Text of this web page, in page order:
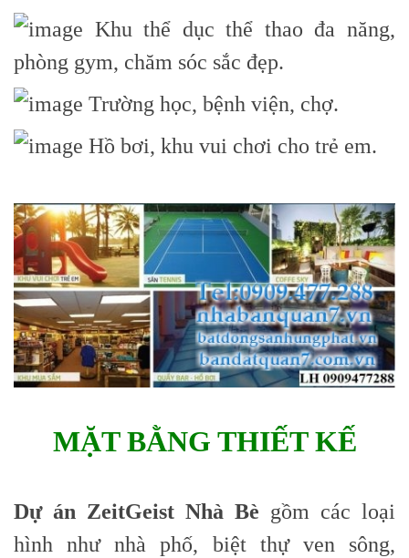
Khu thể dục thể thao đa năng,
phòng gym, chăm sóc sắc đẹp.
Trường học, bệnh viện, chợ.
Hồ bơi, khu vui chơi cho trẻ em.
MẶT BẰNG THIẾT KẾ
Dự án ZeitGeist Nhà Bè gồm các loại
hình như nhà phố, biệt thự ven sông,